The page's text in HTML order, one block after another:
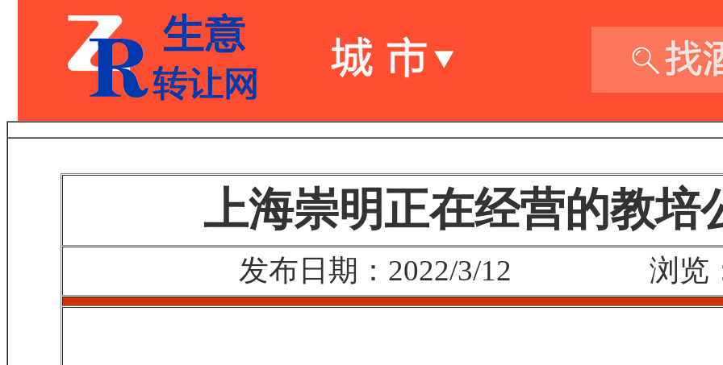
上海崇明正在经营的教培
发布日期：2022/3/12 浏览：